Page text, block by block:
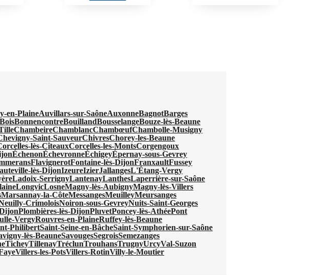
en-PlaineAuvillars-sur-SaôneAuxonneBagnotBarges
BonnencontreBouillandBousselangeBouze-lès-Beaune
ChambeireChamblancChambœufChambolle-Musigny
Saint-SauveurChivresChorey-les-Beaune
lès-CîteauxCorcelles-les-MontsCorgengoux
ÉchenonÉchevronneÉchigeyÉpernay-sous-Gevrey
FlavignerotFontaine-lès-DijonFranxaultFussey
lès-DijonIzeureIzierJallangesL'Étang-Vergy
Ladoix-SerrignyLantenayLanthesLaperrière-sur-Saône
LongvicLosneMagny-lès-AubignyMagny-lès-Villers
Marsannay-la-CôteMessangesMeuilleyMeursanges
CrimoloisNoiron-sous-GevreyNuits-Saint-Georges
Plombières-lès-DijonPluvetPoncey-lès-AthéePont
VergyRouvres-en-PlaineRuffey-lès-Beaune
PhilibertSaint-Seine-en-BâcheSaint-Symphorien-sur-Saône
lès-BeauneSavougesSegroisSemezanges
TicheyTillenayTréclunTrouhansTrugnyUrcyVal-Suzon
Villers-les-PotsVillers-RotinVilly-le-Moutier